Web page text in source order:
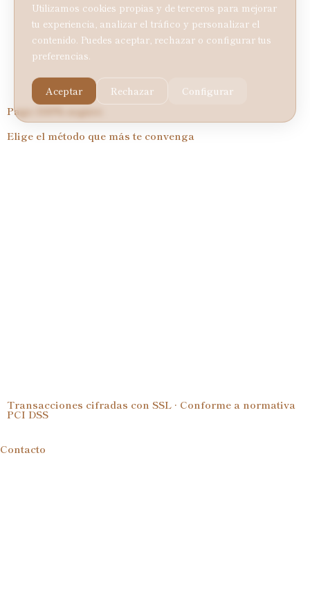
Pago 100%
seguro
Elige el método que más te convenga
Transacciones cifradas con SSL · Conforme a normativa
PCI DSS
Contacto
Utilizamos cookies propias y de terceros para mejorar
tu experiencia, analizar el tráfico y personalizar el
contenido. Puedes aceptar, rechazar o configurar tus
preferencias.
Aceptar Rechazar Configurar